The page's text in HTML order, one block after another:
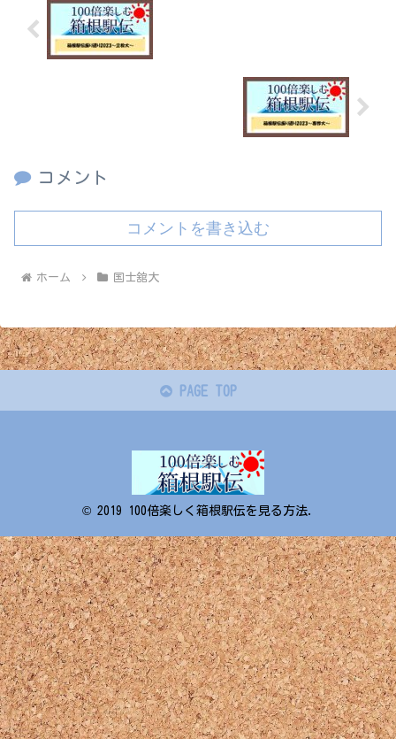
コメント
コメントを書き込む
ホーム 国士舘大
PAGE TOP
© 2019 100倍楽しく箱根駅伝を見る方法.